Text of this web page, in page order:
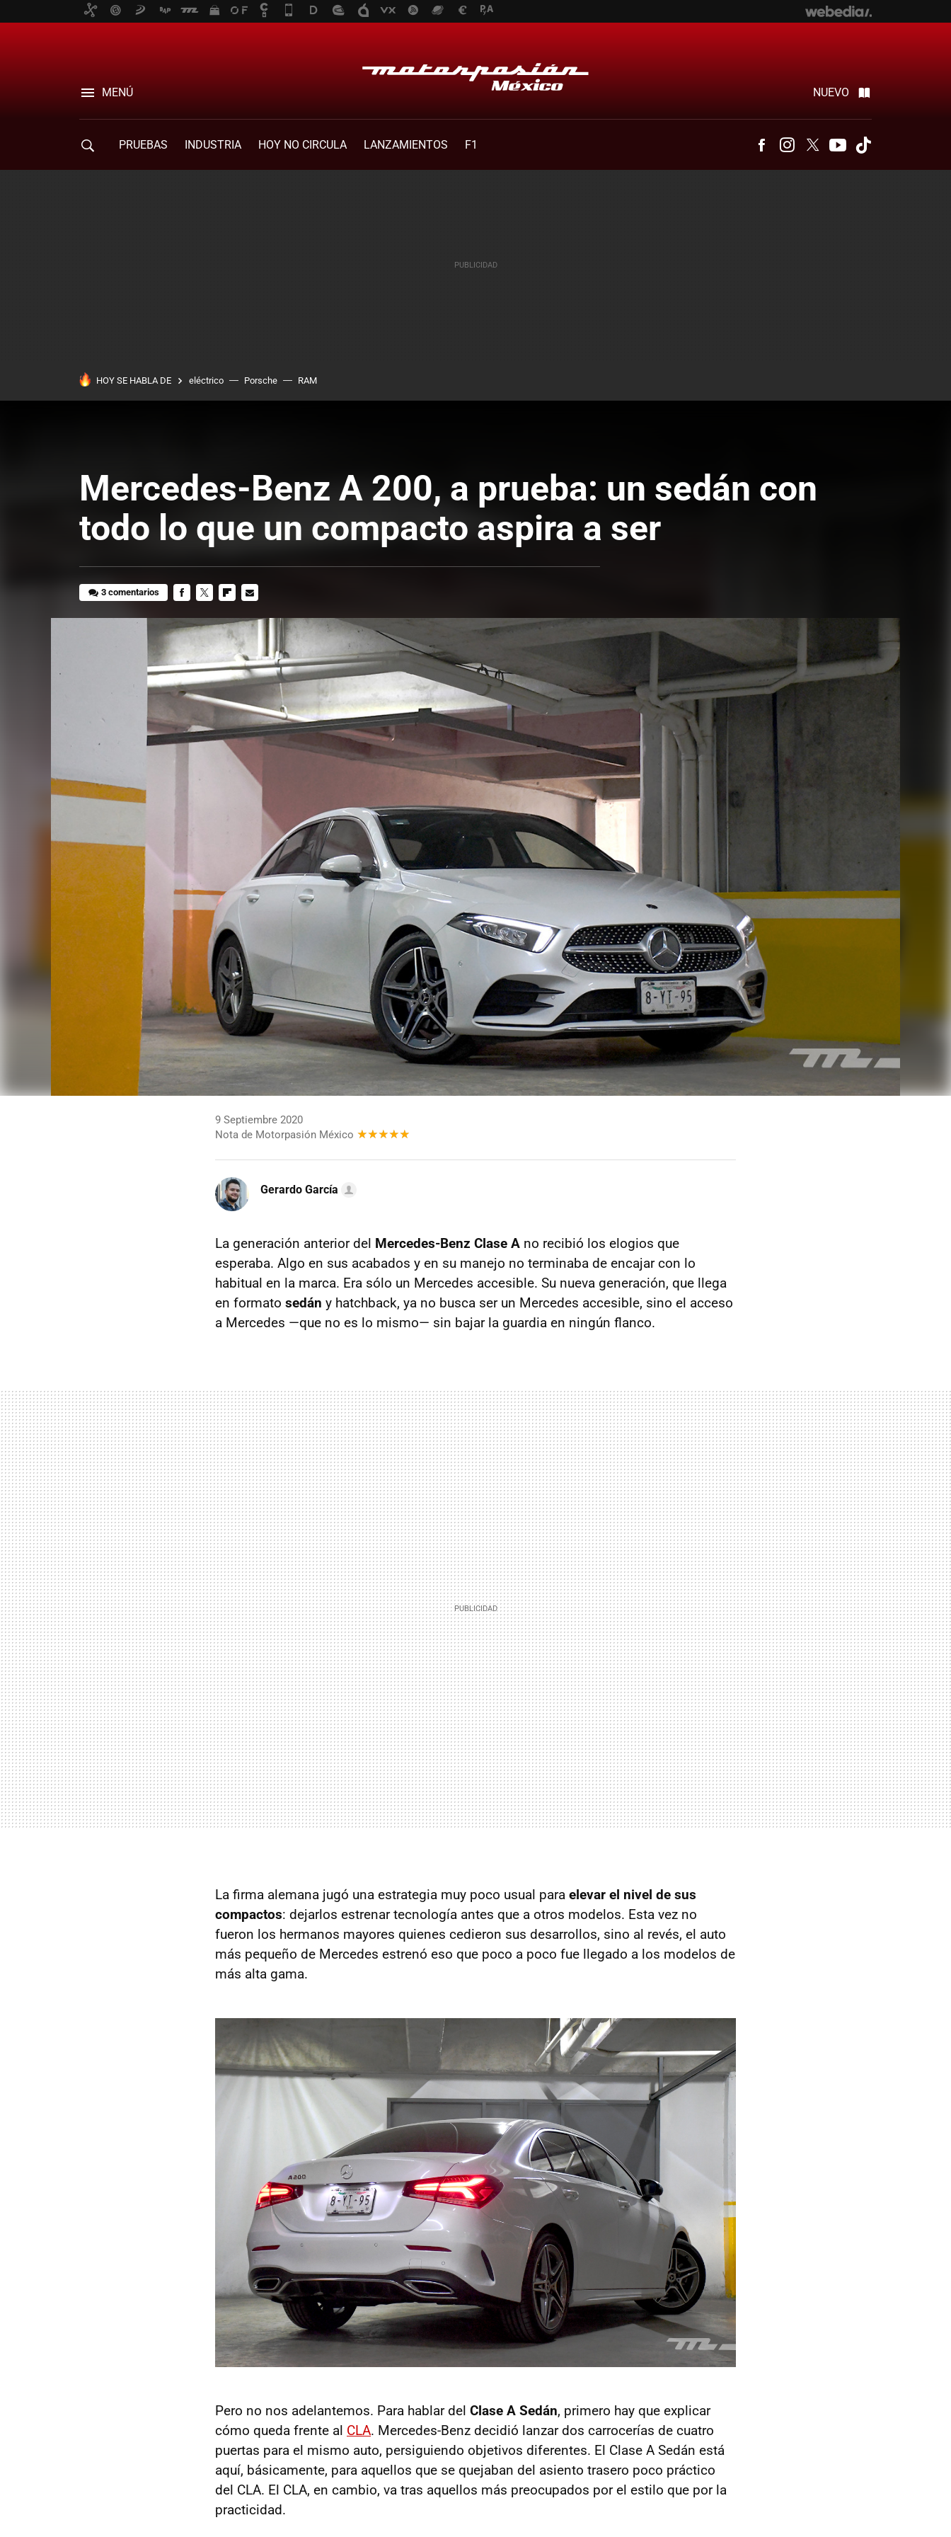
MENÚ NUEVO
PRUEBAS INDUSTRIA HOY NO CIRCULA LANZAMIENTOS F1 FacebookInstagram
Twitter Youtube
HOY SE HABLA DE eléctrico Porsche RAM
Mercedes-Benz A 200, a prueba: un sedán con
todo lo que un compacto aspira a ser
3 comentarios
MAIL
9 Septiembre 2020
Nota de Motorpasión México
Gerardo García
La generación anterior del Mercedes-Benz Clase A no recibió los elogios que
esperaba. Algo en sus acabados y en su manejo no terminaba de encajar con lo
habitual en la marca. Era sólo un Mercedes accesible. Su nueva generación, que llega
en formato sedán y hatchback, ya no busca ser un Mercedes accesible, sino el acceso
a Mercedes —que no es lo mismo— sin bajar la guardia en ningún flanco.
La firma alemana jugó una estrategia muy poco usual para elevar el nivel de sus
compactos: dejarlos estrenar tecnología antes que a otros modelos. Esta vez no
fueron los hermanos mayores quienes cedieron sus desarrollos, sino al revés, el auto
más pequeño de Mercedes estrenó eso que poco a poco fue llegado a los modelos de
más alta gama.
Pero no nos adelantemos. Para hablar del Clase A Sedán, primero hay que explicar
cómo queda frente al CLA. Mercedes-Benz decidió lanzar dos carrocerías de cuatro
puertas para el mismo auto, persiguiendo objetivos diferentes. El Clase A Sedán está
aquí, básicamente, para aquellos que se quejaban del asiento trasero poco práctico
del CLA. El CLA, en cambio, va tras aquellos más preocupados por el estilo que por la
practicidad.